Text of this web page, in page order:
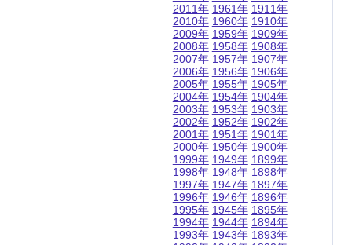
2011年
2010年
2009年
2008年
2007年
2006年
2005年
2004年
2003年
2002年
2001年
2000年
1999年
1998年
1997年
1996年
1995年
1994年
1993年
1961年
1960年
1959年
1958年
1957年
1956年
1955年
1954年
1953年
1952年
1951年
1950年
1949年
1948年
1947年
1946年
1945年
1944年
1943年
1911年
1910年
1909年
1908年
1907年
1906年
1905年
1904年
1903年
1902年
1901年
1900年
1899年
1898年
1897年
1896年
1895年
1894年
1893年